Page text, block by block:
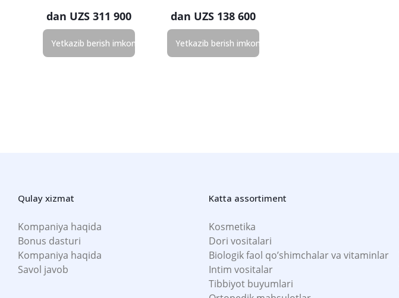
dan UZS 311 900
Yetkazib berish imkonsiz
dan UZS 138 600
Yetkazib berish imkonsiz
Qulay xizmat
Kompaniya haqida
Bonus dasturi
Kompaniya haqida
Savol javob
Katta assortiment
Kosmetika
Dori vositalari
Biologik faol qo’shimchalar va vitaminlar
Intim vositalar
Tibbiyot buyumlari